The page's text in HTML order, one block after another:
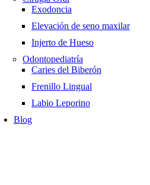
Exodoncia
Elevación de seno maxilar
Injerto de Hueso
Odontopediatría
Caries del Biberón
Frenillo Lingual
Labio Leporino
Blog